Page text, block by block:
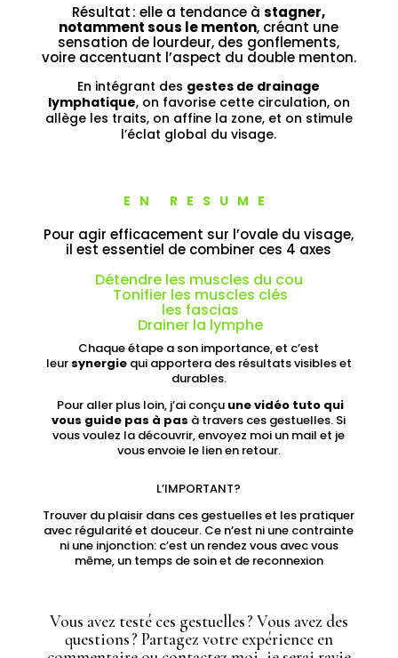
Résultat : elle a tendance àstagner,
notamment sous le menton, créant une
sensation de lourdeur, des gonflements,
voire accentuant l’aspect du double menton.
En intégrant des gestes de drainage
lymphatique, on favorise cette circulation, on
allège les traits, on affine la zone, et on stimule
l’éclat global du visage.
EN RESUME
Pour agir efficacement sur l’ovale du visage,
il est essentiel de combiner ces 4 axes
Détendre les muscles du cou
Tonifier les muscles clés
les fascias
Drainer la lymphe
Chaque étape a son importance, et c’est
leur synergiequi apportera des résultats visibles et
durables.
Pour aller plus loin, j’ai conçu une vidéo tuto qui
vous guide pas à pas à travers ces gestuelles. Si
vous voulez la découvrir, envoyez moi un mail et je
vous envoie le lien en retour.
L’IMPORTANT?
Trouver du plaisir dans ces gestuelles et les pratiquer
avec régularité et douceur. Ce n’est ni une contrainte
ni une injonction: c’est un rendez vous avec vous
même, un temps de soin et de reconnexion
Vous avez testé ces gestuelles ? Vous avez des
questions ? Partagez votre expérience en